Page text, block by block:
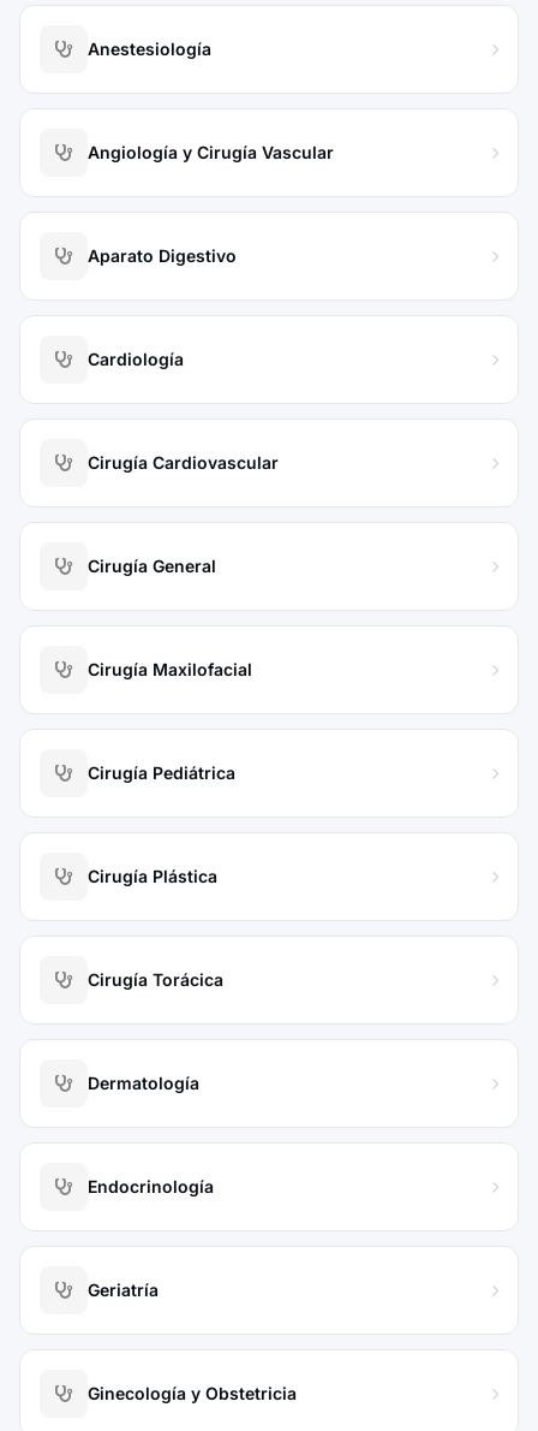
Anestesiología
Angiología y Cirugía Vascular
Aparato Digestivo
Cardiología
Cirugía Cardiovascular
Cirugía General
Cirugía Maxilofacial
Cirugía Pediátrica
Cirugía Plástica
Cirugía Torácica
Dermatología
Endocrinología
Geriatría
Ginecología y Obstetricia